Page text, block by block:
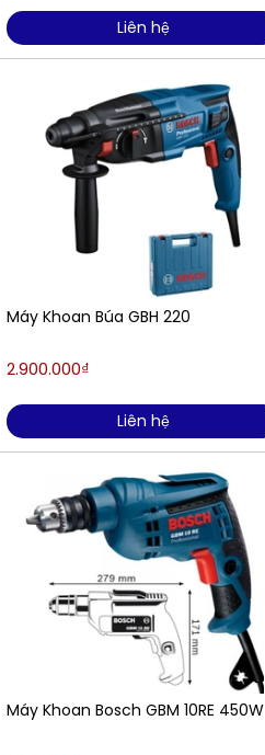
Liên hệ
Máy Khoan Búa GBH 220
2.900.000₫
Liên hệ
Máy Khoan Bosch GBM 10RE 450W